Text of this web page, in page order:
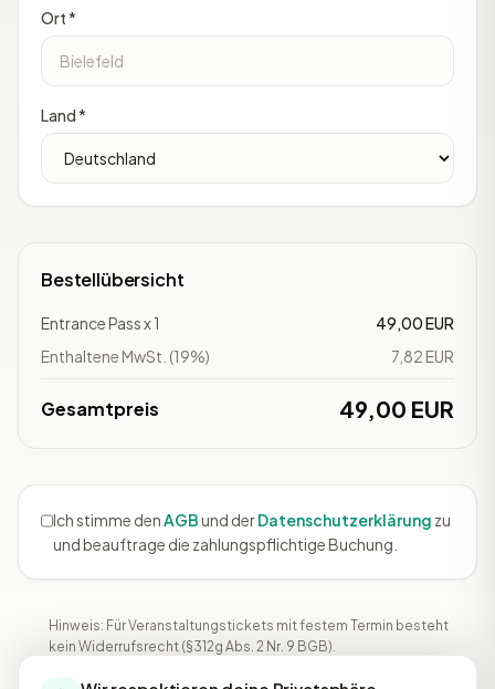
Ort *
Land *
Bestellübersicht
Entrance Pass x 1
49,00 EUR
Enthaltene MwSt. (19%)
7,82 EUR
Gesamtpreis 49,00 EUR
Ich stimme denAGBund derDatenschutzerklärung zu
und beauftrage die zahlungspflichtige Buchung.
Hinweis: Für Veranstaltungstickets mit festem Termin besteht
kein Widerrufsrecht (§312g Abs. 2 Nr. 9 BGB).